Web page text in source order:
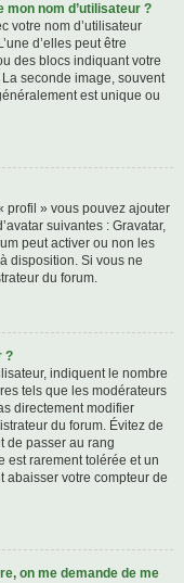
nom d’utilisateur ?
votre nom d’utilisateur
d’elles peut être
des blocs indiquant votre
seconde image, souvent
est unique ou
profil » vous pouvez ajouter
suivantes : Gravatar,
peut activer ou non les
disposition. Si vous ne
du forum.
?
indiquent le nombre
tels que les modérateurs
directement modifier
du forum. Évitez de
de passer au rang
est rarement tolérée et un
abaisser votre compteur de
on me demande de me